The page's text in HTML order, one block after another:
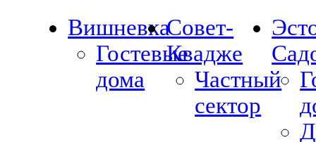
Вишневка
Гостевые
дома
Совет-
Квадже
Частный
сектор